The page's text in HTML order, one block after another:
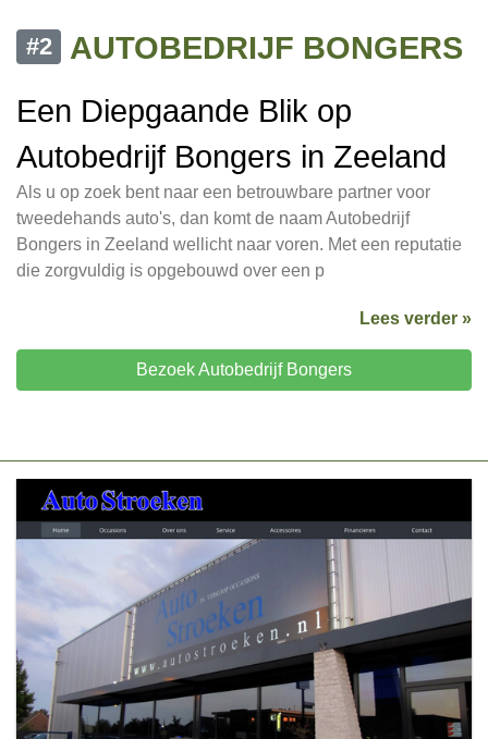
#2
AUTOBEDRIJF BONGERS
Een Diepgaande Blik op
Autobedrijf Bongers in Zeeland
Als u op zoek bent naar een betrouwbare partner voor
tweedehands auto's, dan komt de naam Autobedrijf
Bongers in Zeeland wellicht naar voren. Met een reputatie
die zorgvuldig is opgebouwd over een p
Lees verder »
Bezoek Autobedrijf Bongers